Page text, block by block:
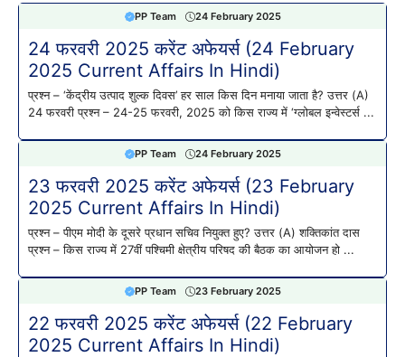
PP Team 24 February 2025
24 फरवरी 2025 करेंट अफेयर्स (24 February
2025 Current Affairs In Hindi)
प्रश्न – ‘केंद्रीय उत्पाद शुल्क दिवस’ हर साल किस दिन मनाया जाता है? उत्तर (A)
24 फरवरी प्रश्न – 24-25 फरवरी, 2025 को किस राज्य में ‘ग्लोबल इन्वेस्टर्स ...
PP Team 24 February 2025
23 फरवरी 2025 करेंट अफेयर्स (23 February
2025 Current Affairs In Hindi)
प्रश्न – पीएम मोदी के दूसरे प्रधान सचिव नियुक्त हुए? उत्तर (A) शक्तिकांत दास
प्रश्न – किस राज्य में 27वीं पश्चिमी क्षेत्रीय परिषद की बैठक का आयोजन हो ...
PP Team 23 February 2025
22 फरवरी 2025 करेंट अफेयर्स (22 February
2025 Current Affairs In Hindi)